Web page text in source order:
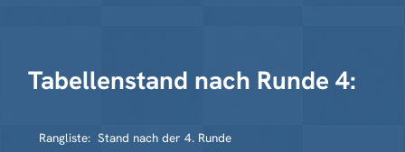
Tabellenstand nach Runde 4:
Rangliste: Stand nach der 4. Runde